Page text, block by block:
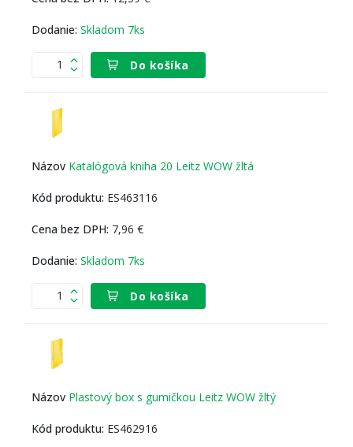
Skladom 7ks
Do košíka
Katalógová kniha 20 Leitz WOW žltá
ES463116
7,96 €
Skladom 7ks
Do košíka
Plastový box s gumičkou Leitz WOW žltý
ES462916